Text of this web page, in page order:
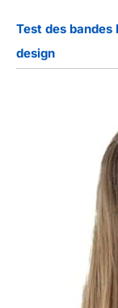
Test des
design